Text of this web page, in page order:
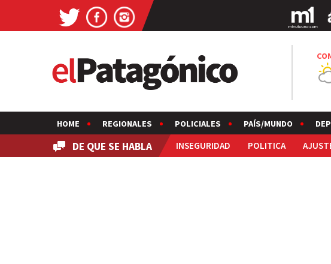
HOME REGIONALES POLICIALES PAÍS/MUNDO
DE QUE SE HABLA INSEGURIDAD POLITICA